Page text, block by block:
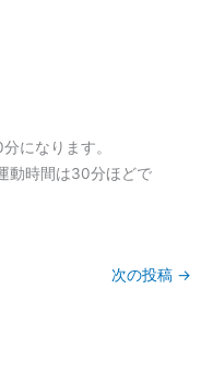
になります。
動時間は30分ほどで
次の投稿 →